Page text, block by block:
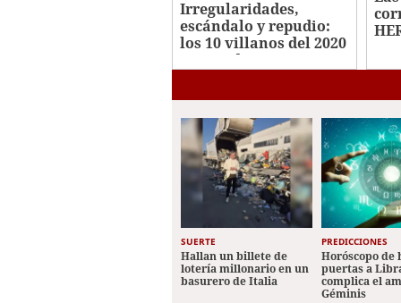
Irregularidades,
escándalo y repudio:
los 10 villanos del 2020
en Honduras
SUERTE
Hallan un billete de
lotería millonario en un
basurero de Italia
PREDICCIONES
Horóscopo de
puertas a
complica el
Géminis